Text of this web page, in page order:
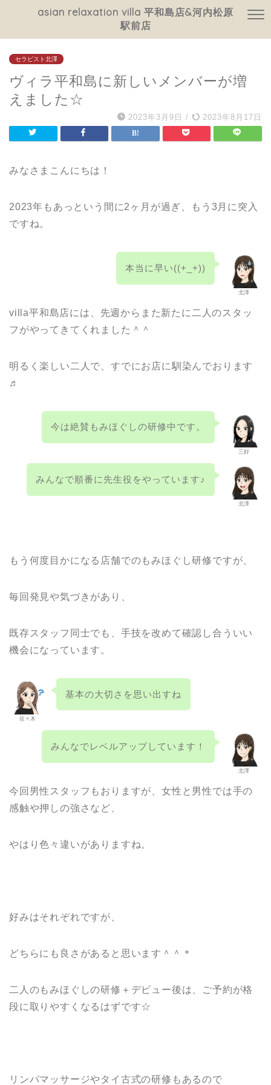
asian relaxation villa 平和島店&河内松原
駅前店
セラピスト北澤
ヴィラ平和島に新しいメンバーが増
えました☆
2023年3月9日 / 2023年8月17日
みなさまこんにちは！
2023年もあっという間に2ヶ月が過ぎ、もう3月に突入
ですね。
北澤
本当に早い((+_+))
villa平和島店には、先週からまた新たに二人のスタッ
フがやってきてくれました＾＾
明るく楽しい二人で、すでにお店に馴染んでおります
♬
三好
今は絶賛もみほぐしの研修中です。
北澤
みんなで順番に先生役をやっています♪
もう何度目かになる店舗でのもみほぐし研修ですが、
毎回発見や気づきがあり、
既存スタッフ同士でも、手技を改めて確認し合ういい
機会になっています。
佐々木
基本の大切さを思い出すね
北澤
みんなでレベルアップしています！
今回男性スタッフもおりますが、女性と男性では手の
感触や押しの強さなど、
やはり色々違いがありますね。
好みはそれぞれですが、
どちらにも良さがあると思います＾＾＊
二人のもみほぐしの研修＋デビュー後は、ご予約が格
段に取りやすくなるはずです☆
リンパマッサージやタイ古式の研修もあるので